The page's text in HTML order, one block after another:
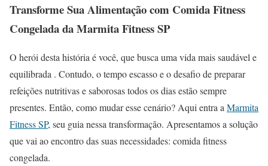
Transforme Sua Alimentação com Comida Fitness
Congelada da Marmita Fitness SP
O herói desta história é você, que busca uma vida mais saudável e
equilibrada . Contudo, o tempo escasso e o desafio de preparar
refeições nutritivas e saborosas todos os dias estão sempre
presentes. Então, como mudar esse cenário? Aqui entra aMarmita
Fitness SP, seu guia nessa transformação. Apresentamos a solução
que vai ao encontro das suas necessidades: comida fitness
congelada.